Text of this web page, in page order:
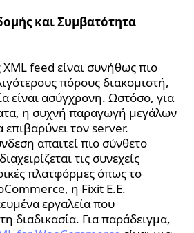
και Συμβατότητα
feed είναι συνήθως πιο
πόρους διακομιστή,
είναι ασύγχρονη. Ωστόσο, για
η συχνή παραγωγή μεγάλων
επιβαρύνει τον server.
απαιτεί πιο σύνθετο
τις συνεχείς
πλατφόρμες όπως το
η Fixit E.E.
εργαλεία που
διαδικασία. Για παράδειγμα,